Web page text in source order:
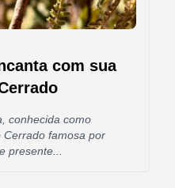
com sua
conhecida como
famosa por
presente...